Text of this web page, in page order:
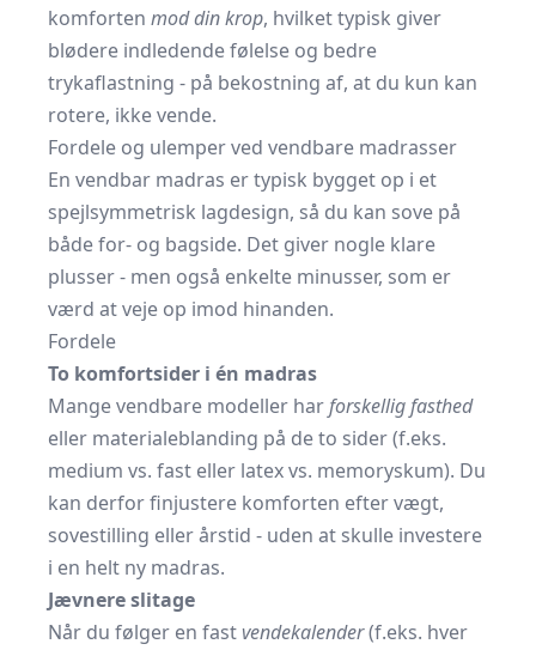
komforten mod din krop, hvilket typisk giver
blødere indledende følelse og bedre
trykaflastning - på bekostning af, at du kun kan
rotere, ikke vende.
Fordele og ulemper ved vendbare madrasser
En vendbar madras er typisk bygget op i et
spejlsymmetrisk lagdesign, så du kan sove på
både for- og bagside. Det giver nogle klare
plusser - men også enkelte minusser, som er
værd at veje op imod hinanden.
Fordele
To komfortsider i én madras
Mange vendbare modeller harforskellig fasthed
eller materialeblanding på de to sider (f.eks.
medium vs. fast eller latex vs. memoryskum). Du
kan derfor finjustere komforten efter vægt,
sovestilling eller årstid - uden at skulle investere
i en helt ny madras.
Jævnere slitage
Når du følger en fastvendekalender(f.eks. hver